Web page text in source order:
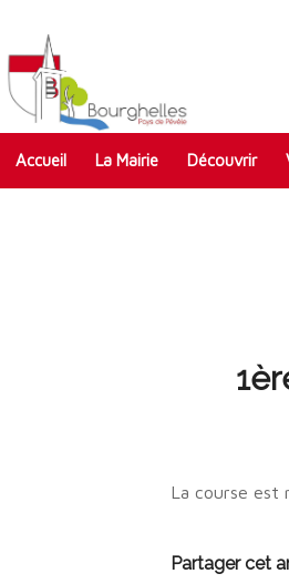
Accueil La Mairie Découvrir
La course est
Partager cet